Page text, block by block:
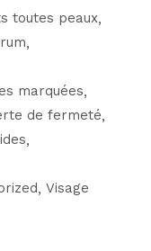
toutes peaux
marquées
de fermeté
Visage